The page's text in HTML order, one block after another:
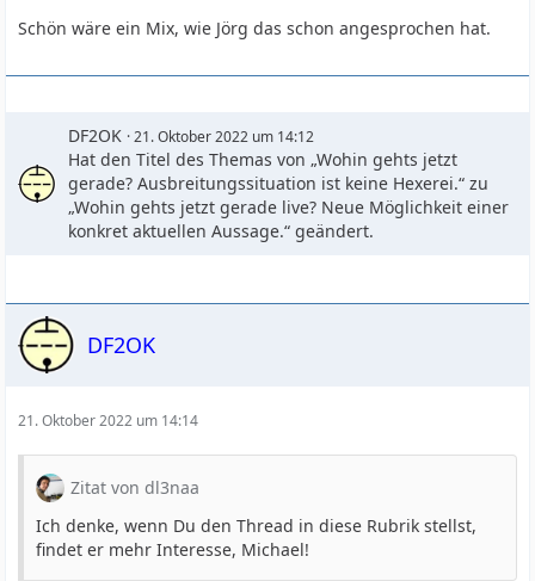
Schön wäre ein Mix, wie Jörg das schon angesprochen hat.
DF2OK 21. Oktober 2022 um 14:12
Hat den Titel des Themas von „Wohin gehts jetzt
gerade? Ausbreitungssituation ist keine Hexerei.“ zu
„Wohin gehts jetzt gerade live? Neue Möglichkeit einer
konkret aktuellen Aussage.“ geändert.
DF2OK
21. Oktober 2022 um 14:14
Zitat von dl3naa
Ich denke, wenn Du den Thread in diese Rubrik stellst,
findet er mehr Interesse, Michael!